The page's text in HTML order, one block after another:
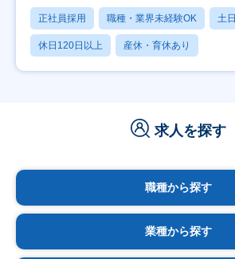
正社員採用 職種・業界未経験OK 土
休日120日以上 産休・育休あり
求人を探す
職種から探す
業種から探す